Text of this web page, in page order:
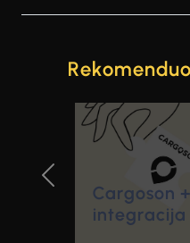
+ DirectoPrevious Slide